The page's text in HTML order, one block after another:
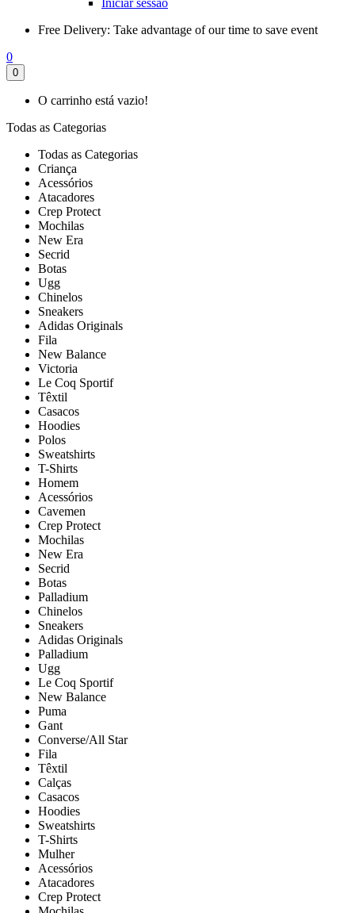
Free Delivery: Take advantage of our time to save event
0
0
O carrinho está vazio!
Todas as Categorias
Todas as Categorias
Criança
Acessórios
Atacadores
Crep Protect
Mochilas
New Era
Secrid
Botas
Ugg
Chinelos
Sneakers
Adidas Originals
Fila
New Balance
Victoria
Le Coq Sportif
Têxtil
Casacos
Hoodies
Polos
Sweatshirts
T-Shirts
Homem
Acessórios
Cavemen
Crep Protect
Mochilas
New Era
Secrid
Botas
Palladium
Chinelos
Sneakers
Adidas Originals
Palladium
Ugg
Le Coq Sportif
New Balance
Puma
Gant
Converse/All Star
Fila
Têxtil
Calças
Casacos
Hoodies
Sweatshirts
T-Shirts
Mulher
Acessórios
Atacadores
Crep Protect